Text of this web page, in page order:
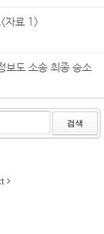
자료 1>
보도 소송 최종 승소
검색